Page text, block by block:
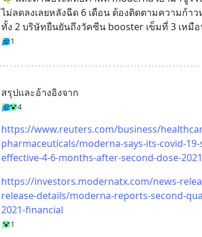
ไม่ลดลงเลยหลังฉีด 6 เดือน ต้องติดตามความก้าว
ทั้ง 2 บริษัทยืนยันถึงวัคซีน booster เข็มที่ 3 เหมื
1
สรุปและอ้างอิงจาก
4
https://www.reuters.com/business/
pharmaceuticals/moderna-says-its-covid-
effective-4-6-months-after-second-dose-
https://investors.modernatx.com/news-
release-details/moderna-reports-second-
2021-financial
1